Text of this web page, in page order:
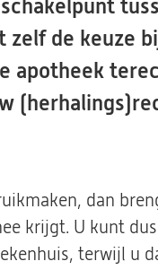
zelf de keuze
apotheek
dan
krijgt. U kunt
terwijl u